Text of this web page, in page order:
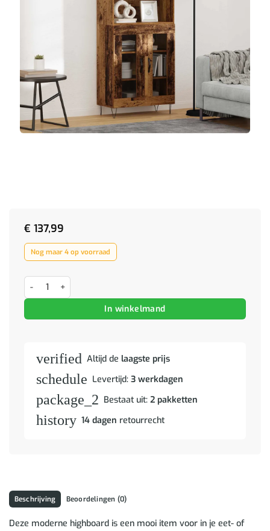
€ 137,99
Nog maar 4 op voorraad
Hoge kast Oud Hout 69,5 x 32,5 x 180 cm Bewerkt hout aantal
In winkelmand
verified Altijd de laagste prijs
schedule Levertijd: 3 werkdagen
package_2 Bestaat uit: 2 pakketten
history 14 dagen retourrecht
Beschrijving Beoordelingen (0)
Deze moderne highboard is een mooi item voor in je eet- of